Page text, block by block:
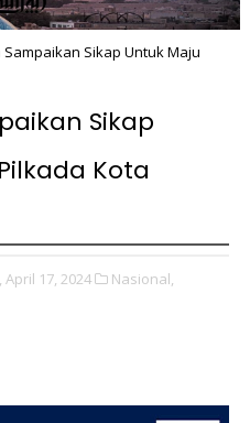
Sampaikan Sikap Untuk Maju
Sikap
Kota
17, 2024 Nasional,